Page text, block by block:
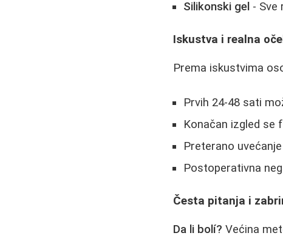
Silikonski gel - Sve
Iskustva i realna
Prema iskustvima
Prvih 24-48 sati
Konačan izgled se
Preterano
Postoperativna
Česta pitanja i
Da li bolí? Većina